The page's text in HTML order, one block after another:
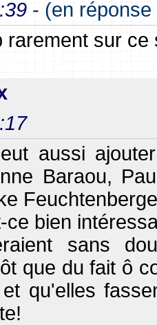
- (en
rarement sur
aussi
Baraou,
ce bien
sans
que du fait ô
qu'elles